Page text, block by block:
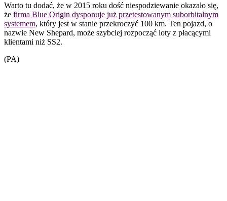
Warto tu dodać, że w 2015 roku dość niespodziewanie okazało się,
że firma Blue Origin dysponuje już przetestowanym suborbitalnym
systemem, który jest w stanie przekroczyć 100 km. Ten pojazd, o
nazwie New Shepard, może szybciej rozpocząć loty z płacącymi
klientami niż SS2.
(PA)